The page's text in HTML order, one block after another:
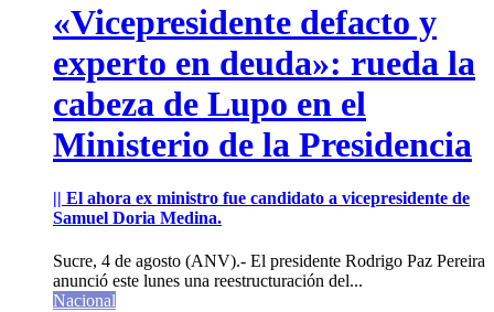
«Vicepresidente defacto y
experto en deuda»: rueda la
cabeza de Lupo en el
Ministerio de la Presidencia
|| El ahora ex ministro fue candidato a vicepresidente de
Samuel Doria Medina.
Sucre, 4 de agosto (ANV).- El presidente Rodrigo Paz Pereira
anunció este lunes una reestructuración del...
Nacional